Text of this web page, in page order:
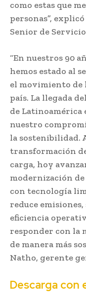
como estas que
personas”,
Senior de
“En nuestros 90
hemos estado al
el movimiento de
país. La llegada
de Latinoamérica
nuestro
la sostenibilidad.
transformación
carga, hoy
modernización
con tecnología
reduce
eficiencia
responder con la
de manera más
Natho, gerente
Descarga con